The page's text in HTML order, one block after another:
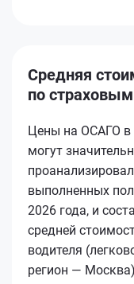
Средняя
по
Цены на ОСАГО в
могут
выполненных
2026 года, и
средней
водителя
регион —